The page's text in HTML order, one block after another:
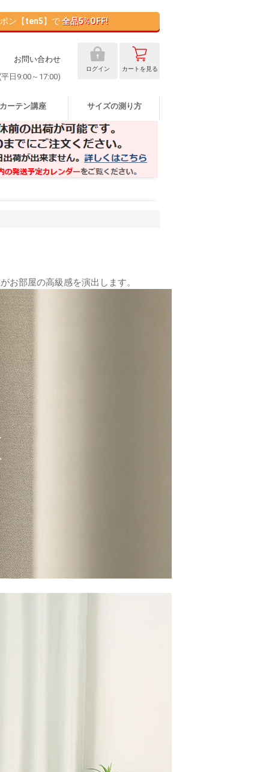
ン【ten5】で全品5%OFF!
ログイン カート を見る
お問い合わせ
日9:00～17:00)
カーテン講座 サイズの測り方
お部屋の高級感を演出します。